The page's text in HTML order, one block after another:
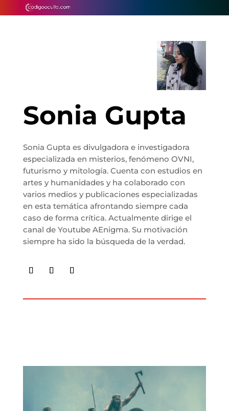
Sonia Gupta
Sonia Gupta es divulgadora e investigadora
especializada en misterios, fenómeno OVNI,
futurismo y mitología. Cuenta con estudios en
artes y humanidades y ha colaborado con
varios medios y publicaciones especializadas
en esta temática afrontando siempre cada
caso de forma crítica. Actualmente dirige el
canal de Youtube AEnigma. Su motivación
siempre ha sido la búsqueda de la verdad.